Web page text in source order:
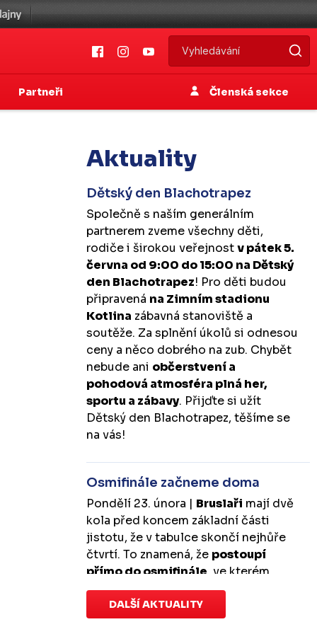
Partneři Členská sekce
Aktuality
Dětský den Blachotrapez
Společně s naším generálním
partnerem zveme všechny děti,
rodiče i širokou veřejnostv pátek 5.
června od 9:00 do 15:00 na Dětský
den Blachotrapez! Pro děti budou
připravená na Zimním stadionu
Kotlina zábavná stanoviště a
soutěže. Za splnění úkolů si odnesou
ceny a něco dobrého na zub. Chybět
nebude ani občerstvení a
pohodová atmosféra plná her,
sportu a zábavy. Přijďte si užít
Dětský den Blachotrapez, těšíme se
na vás!
Osmifinále začneme doma
Pondělí 23. února | Bruslaři mají dvě
kola před koncem základní části
jistotu, že v tabulce skončí nejhůře
čtvrtí. To znamená, že postoupí
přímo do osmifinále , ve kterém
budou mítvýhodu domácího
prostředí.První zápas se v Kotlině
odehraje v úterý 10. března od
DALŠÍ AKTUALITY